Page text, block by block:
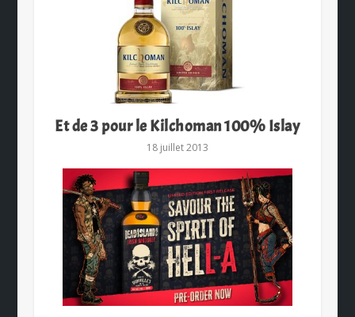
Et de 3 pour le Kilchoman 100% Islay
18 juillet 2013